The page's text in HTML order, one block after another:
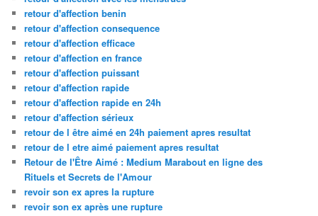
retour d'affection benin
retour d'affection consequence
retour d'affection efficace
retour d'affection en france
retour d'affection puissant
retour d'affection rapide
retour d'affection rapide en 24h
retour d'affection sérieux
retour de l être aimé en 24h paiement apres resultat
retour de l etre aimé paiement apres resultat
Retour de l'Être Aimé : Medium Marabout en ligne des
Rituels et Secrets de l'Amour
revoir son ex apres la rupture
revoir son ex après une rupture